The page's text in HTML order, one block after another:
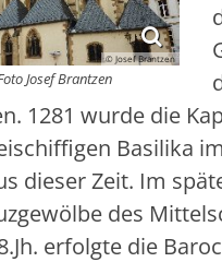
© Josef Brantzen
Josef Brantzen
1281 wurde die
Basilika
dieser Zeit. Im
des
erfolgte die